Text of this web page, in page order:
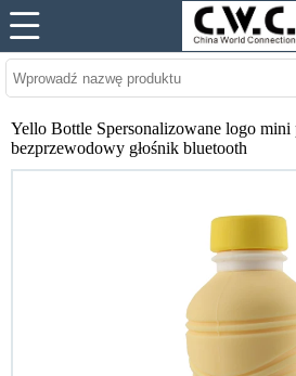
Yello Bottle Spersonalizowane logo
bezprzewodowy głośnik bluetooth